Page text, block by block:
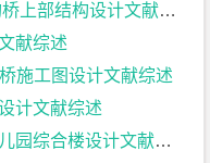
部结构设计文献综述
献综述
施工图设计文献综述
计文献综述
综合楼设计文献综述